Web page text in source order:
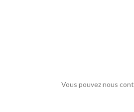
Vous pouvez nous